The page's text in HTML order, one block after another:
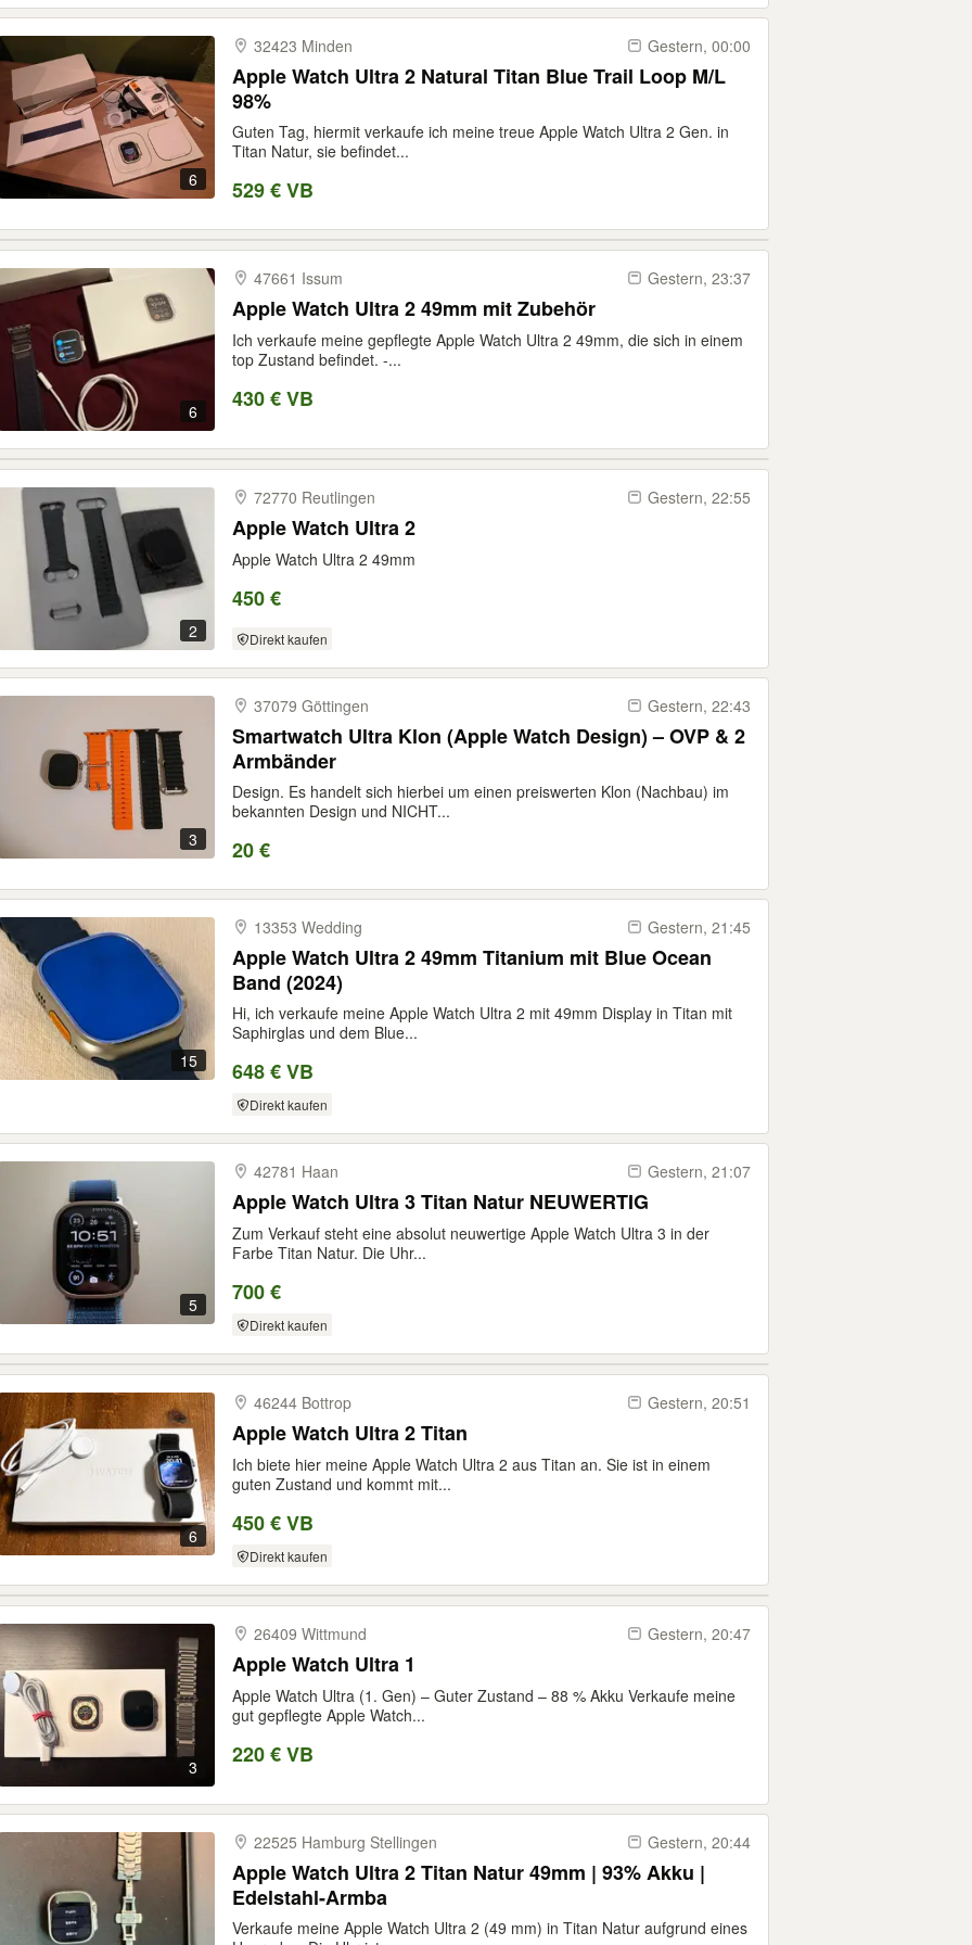
6
32423 Minden Gestern, 00:00
Apple Watch Ultra 2 Natural Titan Blue Trail Loop M/L
98%
Guten Tag, hiermit verkaufe ich meine treue Apple Watch Ultra 2 Gen. in
Titan Natur, sie befindet...
529 € VB
6
47661 Issum Gestern, 23:37
Apple Watch Ultra 2 49mm mit Zubehör
Ich verkaufe meine gepflegte Apple Watch Ultra 2 49mm, die sich in einem
top Zustand befindet. -...
430 € VB
2
72770 Reutlingen Gestern, 22:55
Apple Watch Ultra 2
Apple Watch Ultra 2 49mm
450 €
Direkt kaufen
3
37079 Göttingen Gestern, 22:43
Smartwatch Ultra Klon (Apple Watch Design) – OVP & 2
Armbänder
Design. Es handelt sich hierbei um einen preiswerten Klon (Nachbau) im
bekannten Design und NICHT...
20 €
15
13353 Wedding Gestern, 21:45
Apple Watch Ultra 2 49mm Titanium mit Blue Ocean
Band (2024)
Hi, ich verkaufe meine Apple Watch Ultra 2 mit 49mm Display in Titan mit
Saphirglas und dem Blue...
648 € VB
Direkt kaufen
5
42781 Haan Gestern, 21:07
Apple Watch Ultra 3 Titan Natur NEUWERTIG
Zum Verkauf steht eine absolut neuwertige Apple Watch Ultra 3 in der
Farbe Titan Natur. Die Uhr...
700 €
Direkt kaufen
6
46244 Bottrop Gestern, 20:51
Apple Watch Ultra 2 Titan
Ich biete hier meine Apple Watch Ultra 2 aus Titan an. Sie ist in einem
guten Zustand und kommt mit...
450 € VB
Direkt kaufen
3
26409 Wittmund Gestern, 20:47
Apple Watch Ultra 1
Apple Watch Ultra (1. Gen) – Guter Zustand – 88 % Akku Verkaufe meine
gut gepflegte Apple Watch...
220 € VB
22525 Hamburg Stellingen Gestern, 20:44
Apple Watch Ultra 2 Titan Natur 49mm | 93% Akku |
Edelstahl-Armba
Verkaufe meine Apple Watch Ultra 2 (49 mm) in Titan Natur aufgrund eines